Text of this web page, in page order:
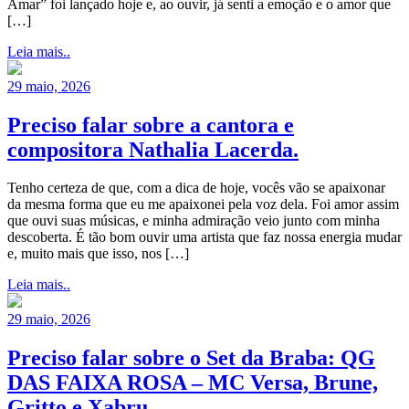
Amar” foi lançado hoje e, ao ouvir, já senti a emoção e o amor que
[…]
Leia mais..
29 maio, 2026
Preciso falar sobre a cantora e
compositora Nathalia Lacerda.
Tenho certeza de que, com a dica de hoje, vocês vão se apaixonar
da mesma forma que eu me apaixonei pela voz dela. Foi amor assim
que ouvi suas músicas, e minha admiração veio junto com minha
descoberta. É tão bom ouvir uma artista que faz nossa energia mudar
e, muito mais que isso, nos […]
Leia mais..
29 maio, 2026
Preciso falar sobre o Set da Braba: QG
DAS FAIXA ROSA – MC Versa, Brune,